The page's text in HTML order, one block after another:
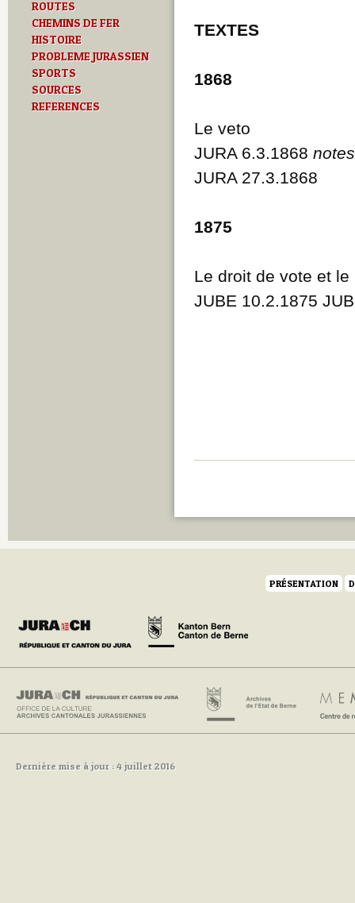
ROUTES
CHEMINS DE FER
HISTOIRE
PROBLEME JURASSIEN
SPORTS
SOURCES
REFERENCES
TEXTES
1868
Le veto
JURA 6.3.1868
JURA 27.3.1868
1875
Le droit de vote et
JUBE 10.2.1875
PRÉSENTATION
Dernière mise à jour : 4 juillet 2016